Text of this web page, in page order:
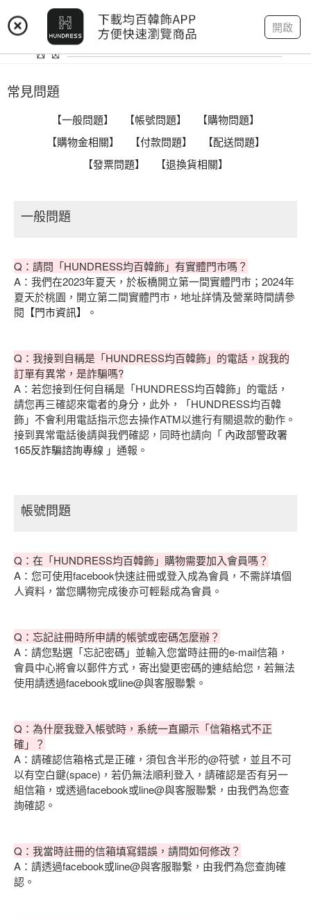
開啟
登入 註冊 我的帳戶
常見問題
【一般問題】 【帳號問題】 【購物問題】
【購物金相關】 【付款問題】 【配送問題】
【發票問題】 【退換貨相關】
一般問題
Q：請問「HUNDRESS均百韓飾」有實體門市嗎？
A：我們在2023年夏天，於板橋開立第一間實體門市；2024年
夏天於桃園，開立第二間實體門市，地址詳情及營業時間請參
閱 【門市資訊】 。
Q：我接到自稱是「HUNDRESS均百韓飾」的電話，說我的
訂單有異常，是詐騙嗎?
A：若您接到任何自稱是「HUNDRESS均百韓飾」的電話，
請您再三確認來電者的身分，此外，「HUNDRESS均百韓
飾」不會利用電話指示您去操作ATM以進行有關退款的動作。
接到異常電話後請與我們確認，同時也請向「 內政部警政署
165反詐騙諮詢專線 」通報。
帳號問題
Q：在「HUNDRESS均百韓飾」購物需要加入會員嗎？
A：您可使用facebook快速註冊或登入成為會員，不需詳填個
人資料，當您購物完成後亦可輕鬆成為會員。
Q：忘記註冊時所申請的帳號或密碼怎麼辦？
A：請您點選「忘記密碼」並輸入您當時註冊的e-mail信箱，
會員中心將會以郵件方式，寄出變更密碼的連結給您，若無法
使用請透過facebook或line@與客服聯繫。
Q：為什麼我登入帳號時，系統一直顯示「信箱格式不正
確」？
A：請確認信箱格式是正確，須包含半形的@符號，並且不可
以有空白鍵(space)，若仍無法順利登入，請確認是否有另一
組信箱，或透過facebook或line@與客服聯繫，由我們為您查
詢確認。
Q：我當時註冊的信箱填寫錯誤，請問如何修改？
A：請透過facebook或line@與客服聯繫，由我們為您查詢確
認。